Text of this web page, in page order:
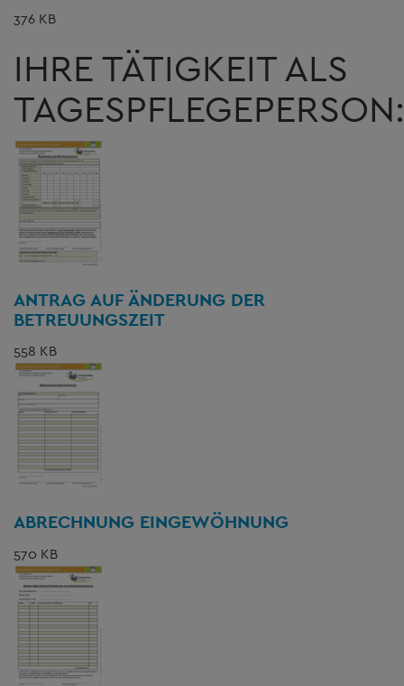
376 KB
IHRE TÄTIGKEIT ALS
TAGESPFLEGEPERSON:
ANTRAG AUF ÄNDERUNG DER
BETREUUNGSZEIT
558 KB
ABRECHNUNG EINGEWÖHNUNG
570 KB